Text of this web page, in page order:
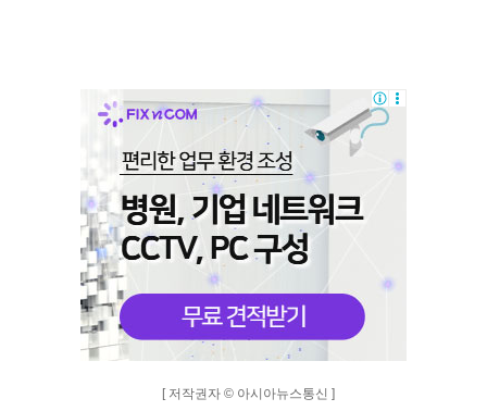
[ 저작권자 © 아시아뉴스통신 ]